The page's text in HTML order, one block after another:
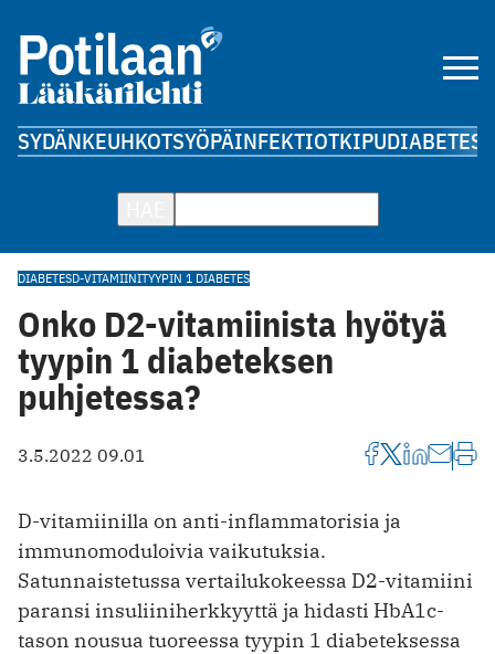
SYDÄNKEUHKOTSYÖPÄINFEKTIOTKIPUDIABETES
DIABETESD-VITAMIINITYYPIN 1 DIABETES
Onko D2-vitamiinista hyötyä
tyypin 1 diabeteksen
puhjetessa?
3.5.2022 09.01
D-vitamiinilla on anti-inflammatorisia ja
immunomoduloivia vaikutuksia.
Satunnaistetussa vertailukokeessa D2-vitamiini
paransi insuliiniherkkyyttä ja hidasti HbA1c-
tason nousua tuoreessa tyypin 1 diabeteksessa